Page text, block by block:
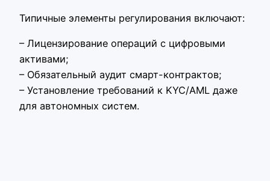
Типичные элементы регулирования включают:
– Лицензирование операций с цифровыми
активами;
– Обязательный аудит смарт-контрактов;
– Установление требований к KYC/AML даже
для автономных систем.